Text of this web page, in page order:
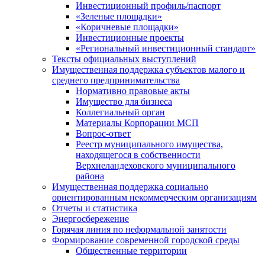
Инвестиционный профиль/паспорт
«Зеленые площадки»
«Коричневые площадки»
Инвестиционные проекты
«Региональный инвестиционный стандарт»
Тексты официальных выступлений
Имущественная поддержка субъектов малого и
среднего предпринимательства
Нормативно правовые акты
Имущество для бизнеса
Коллегиальный орган
Материалы Корпорации МСП
Вопрос-ответ
Реестр муниципального имущества,
находящегося в собственности
Верхнеландеховского муниципального
района
Имущественная поддержка социально
ориентированным некоммерческим организациям
Отчеты и статистика
Энергосбережение
Горячая линия по неформальной занятости
Формирование современной городской среды
Общественные территории